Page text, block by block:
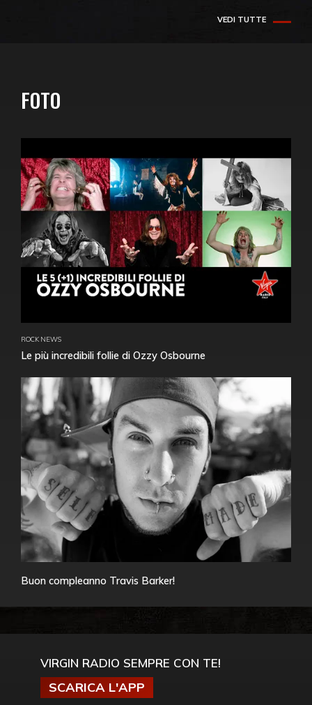
VEDI TUTTE
FOTO
ROCK NEWS
Le più incredibili follie di Ozzy Osbourne
Buon compleanno Travis Barker!
VIRGIN RADIO SEMPRE CON TE!
SCARICA L'APP